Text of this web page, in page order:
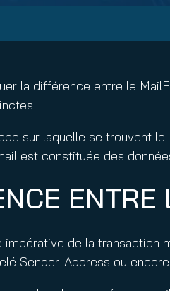
la différence entre le
sur laquelle se trouvent
est constituée des
de la transaction
Sender-Address ou